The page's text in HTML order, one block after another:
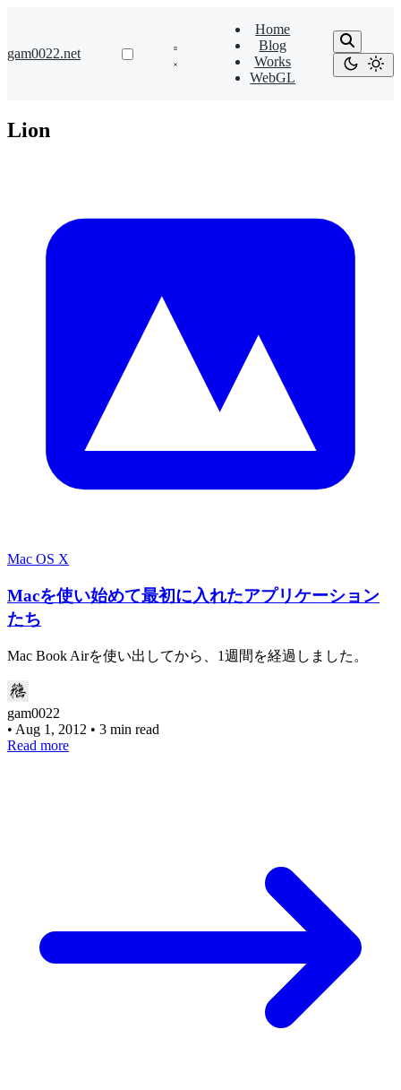
gam0022.net
Home
Blog
Works
WebGL
Lion
Mac OS X
Macを使い始めて最初に入れたアプリケーション
たち
Mac Book Airを使い出してから、1週間を経過しました。
gam0022
• Aug 1, 2012 • 3 min read
Read more